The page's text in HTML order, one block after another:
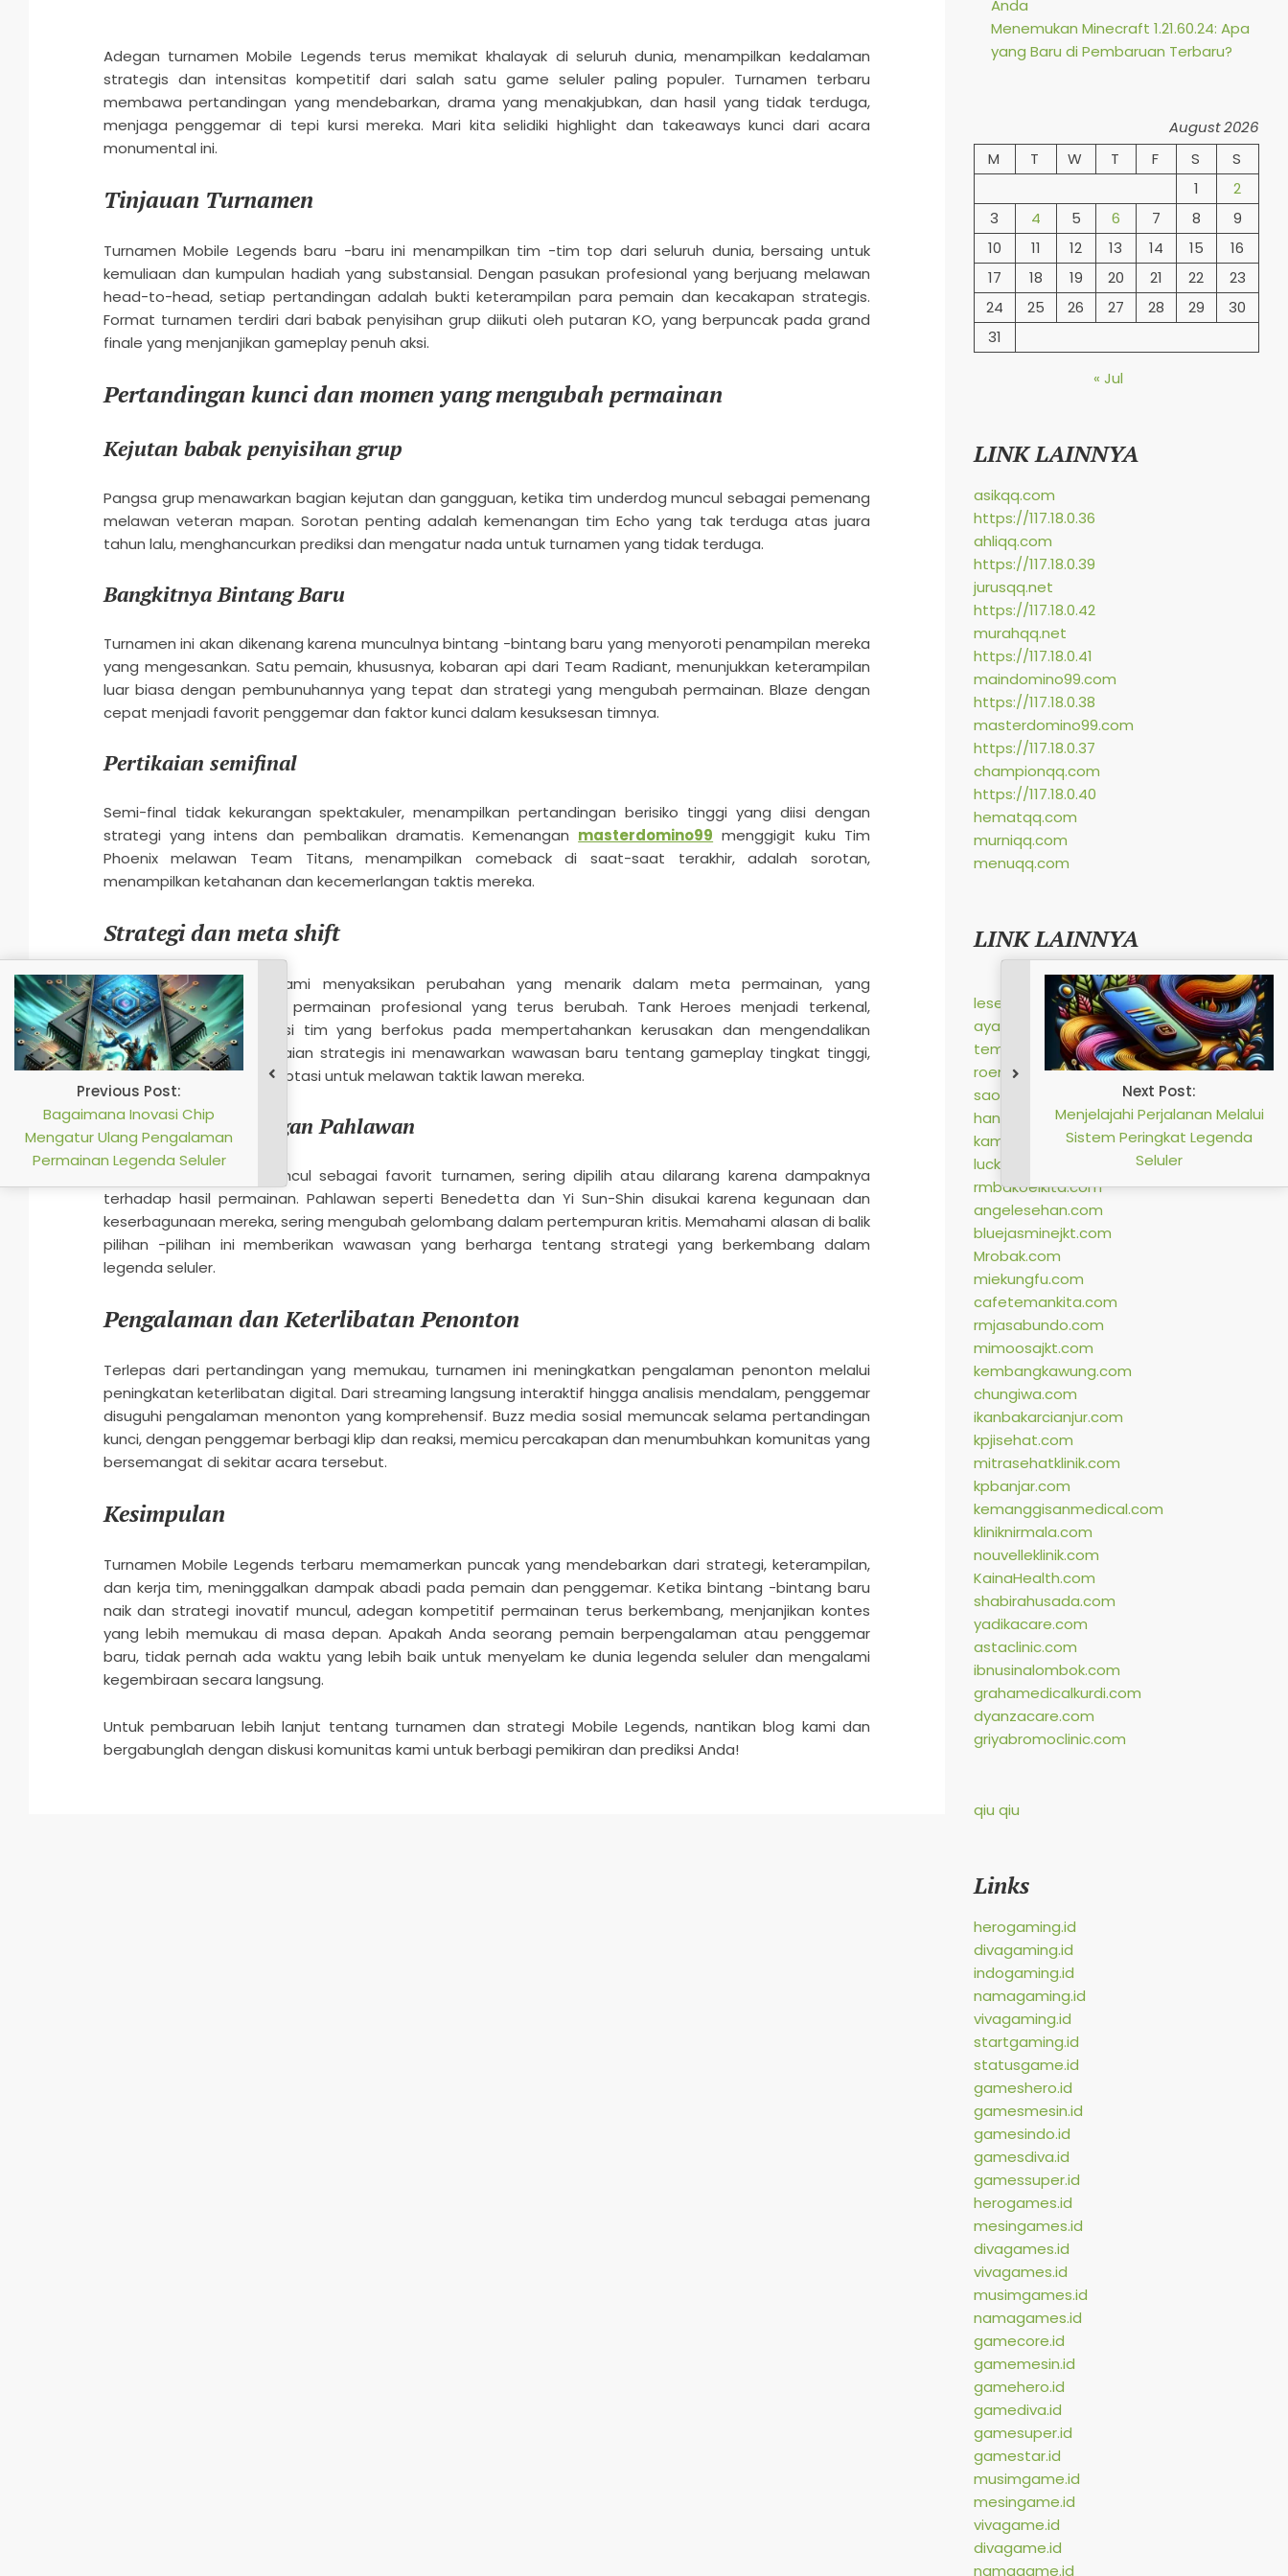
Adegan turnamen Mobile Legends terus memikat khalayak di seluruh dunia, menampilkan kedalaman
strategis dan intensitas kompetitif dari salah satu game seluler paling populer. Turnamen terbaru
membawa pertandingan yang mendebarkan, drama yang menakjubkan, dan hasil yang tidak terduga,
menjaga penggemar di tepi kursi mereka. Mari kita selidiki highlight dan takeaways kunci dari acara
monumental ini.
Tinjauan Turnamen
Turnamen Mobile Legends baru -baru ini menampilkan tim -tim top dari seluruh dunia, bersaing untuk
kemuliaan dan kumpulan hadiah yang substansial. Dengan pasukan profesional yang berjuang melawan
head-to-head, setiap pertandingan adalah bukti keterampilan para pemain dan kecakapan strategis.
Format turnamen terdiri dari babak penyisihan grup diikuti oleh putaran KO, yang berpuncak pada grand
finale yang menjanjikan gameplay penuh aksi.
Pertandingan kunci dan momen yang mengubah permainan
Kejutan babak penyisihan grup
Pangsa grup menawarkan bagian kejutan dan gangguan, ketika tim underdog muncul sebagai pemenang
melawan veteran mapan. Sorotan penting adalah kemenangan tim Echo yang tak terduga atas juara
tahun lalu, menghancurkan prediksi dan mengatur nada untuk turnamen yang tidak terduga.
Bangkitnya Bintang Baru
Turnamen ini akan dikenang karena munculnya bintang -bintang baru yang menyoroti penampilan mereka
yang mengesankan. Satu pemain, khususnya, kobaran api dari Team Radiant, menunjukkan keterampilan
luar biasa dengan pembunuhannya yang tepat dan strategi yang mengubah permainan. Blaze dengan
cepat menjadi favorit penggemar dan faktor kunci dalam kesuksesan timnya.
Pertikaian semifinal
Semi-final tidak kekurangan spektakuler, menampilkan pertandingan berisiko tinggi yang diisi dengan
strategi yang intens dan pembalikan dramatis. Kemenangan masterdomino99 menggigit kuku Tim
Phoenix melawan Team Titans, menampilkan comeback di saat-saat terakhir, adalah sorotan,
menampilkan ketahanan dan kecemerlangan taktis mereka.
Strategi dan meta shift
Sepanjang turnamen, kami menyaksikan perubahan yang menarik dalam meta permainan, yang
mencerminkan dinamika permainan profesional yang terus berubah. Tank Heroes menjadi terkenal,
mempengaruhi komposisi tim yang berfokus pada mempertahankan kerusakan dan mengendalikan
medan perang. Penyesuaian strategis ini menawarkan wawasan baru tentang gameplay tingkat tinggi,
dengan tim terus beradaptasi untuk melawan taktik lawan mereka.
Pilihan dan Larangan Pahlawan
Beberapa pahlawan muncul sebagai favorit turnamen, sering dipilih atau dilarang karena dampaknya
terhadap hasil permainan. Pahlawan seperti Benedetta dan Yi Sun-Shin disukai karena kegunaan dan
keserbagunaan mereka, sering mengubah gelombang dalam pertempuran kritis. Memahami alasan di balik
pilihan -pilihan ini memberikan wawasan yang berharga tentang strategi yang berkembang dalam
legenda seluler.
Pengalaman dan Keterlibatan Penonton
Terlepas dari pertandingan yang memukau, turnamen ini meningkatkan pengalaman penonton melalui
peningkatan keterlibatan digital. Dari streaming langsung interaktif hingga analisis mendalam, penggemar
disuguhi pengalaman menonton yang komprehensif. Buzz media sosial memuncak selama pertandingan
kunci, dengan penggemar berbagi klip dan reaksi, memicu percakapan dan menumbuhkan komunitas yang
bersemangat di sekitar acara tersebut.
Kesimpulan
Turnamen Mobile Legends terbaru memamerkan puncak yang mendebarkan dari strategi, keterampilan,
dan kerja tim, meninggalkan dampak abadi pada pemain dan penggemar. Ketika bintang -bintang baru
naik dan strategi inovatif muncul, adegan kompetitif permainan terus berkembang, menjanjikan kontes
yang lebih memukau di masa depan. Apakah Anda seorang pemain berpengalaman atau penggemar
baru, tidak pernah ada waktu yang lebih baik untuk menyelam ke dunia legenda seluler dan mengalami
kegembiraan secara langsung.
Untuk pembaruan lebih lanjut tentang turnamen dan strategi Mobile Legends, nantikan blog kami dan
bergabunglah dengan diskusi komunitas kami untuk berbagi pemikiran dan prediksi Anda!
Anda
Menemukan Minecraft 1.21.60.24: Apa
yang Baru di Pembaruan Terbaru?
August 2026
M
T W T F S
S
1
2
3
4 5 6 7 8
9
10
11 12 13 14 15
16
17
18 19 20 21 22
23
24
25 26 27 28 29
30
31
« Jul
LINK LAINNYA
asikqq.com
https://117.18.0.36
ahliqq.com
https://117.18.0.39
jurusqq.net
https://117.18.0.42
murahqq.net
https://117.18.0.41
maindomino99.com
https://117.18.0.38
masterdomino99.com
https://117.18.0.37
championqq.com
https://117.18.0.40
hematqq.com
murniqq.com
menuqq.com
LINK LAINNYA
lesehangurame.com
ayambakar7saudara.com
tempongpns.com
roemahkuliner.com
saoenkkito.com
handayaniprima.com
kampungmakan.com
luckycatck.com
rmbakoelkita.com
angelesehan.com
bluejasminejkt.com
Mrobak.com
miekungfu.com
cafetemankita.com
rmjasabundo.com
mimoosajkt.com
kembangkawung.com
chungiwa.com
ikanbakarcianjur.com
kpjisehat.com
mitrasehatklinik.com
kpbanjar.com
kemanggisanmedical.com
kliniknirmala.com
nouvelleklinik.com
KainaHealth.com
shabirahusada.com
yadikacare.com
astaclinic.com
ibnusinalombok.com
grahamedicalkurdi.com
dyanzacare.com
griyabromoclinic.com
qiu qiu
Links
herogaming.id
divagaming.id
indogaming.id
namagaming.id
vivagaming.id
startgaming.id
statusgame.id
gameshero.id
gamesmesin.id
gamesindo.id
gamesdiva.id
gamessuper.id
herogames.id
mesingames.id
divagames.id
vivagames.id
musimgames.id
namagames.id
gamecore.id
gamemesin.id
gamehero.id
gamediva.id
gamesuper.id
gamestar.id
musimgame.id
mesingame.id
vivagame.id
divagame.id
namagame.id